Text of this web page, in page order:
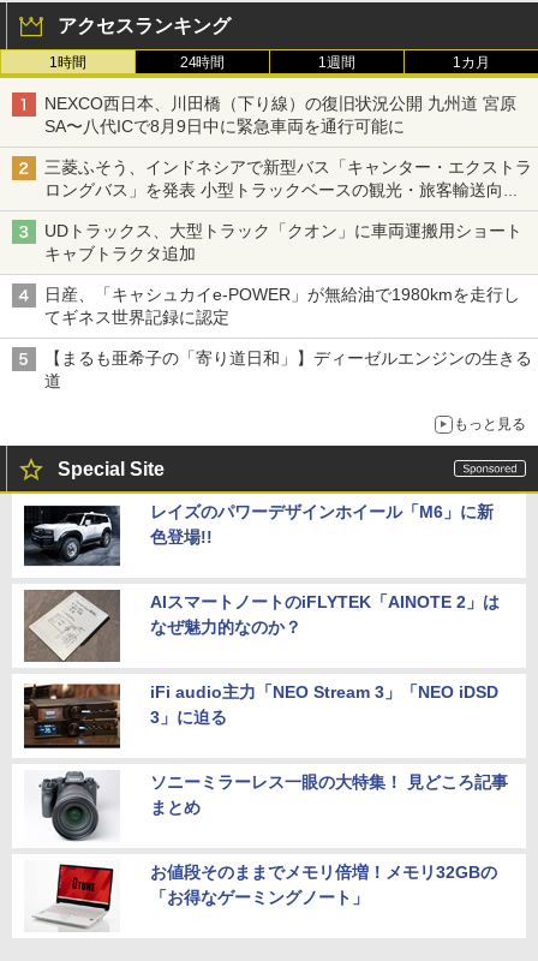
アクセスランキング
1時間 24時間 1週間 1カ月
NEXCO西日本、川田橋（下り線）の復旧状況公開 九州道 宮原
SA〜八代ICで8月9日中に緊急車両を通行可能に
三菱ふそう、インドネシアで新型バス「キャンター・エクストラ
ロングバス」を発表 小型トラックベースの観光・旅客輸送向け
バス
UDトラックス、大型トラック「クオン」に車両運搬用ショート
キャブトラクタ追加
日産、「キャシュカイe-POWER」が無給油で1980kmを走行し
てギネス世界記録に認定
【まるも亜希子の「寄り道日和」】ディーゼルエンジンの生きる
道
もっと見る
Special Site
レイズのパワーデザインホイール「M6」に新
色登場!!
AIスマートノートのiFLYTEK「AINOTE 2」は
なぜ魅力的なのか？
iFi audio主力「NEO Stream 3」「NEO iDSD
3」に迫る
ソニーミラーレス一眼の大特集！ 見どころ記事
まとめ
お値段そのままでメモリ倍増！メモリ32GBの
「お得なゲーミングノート」